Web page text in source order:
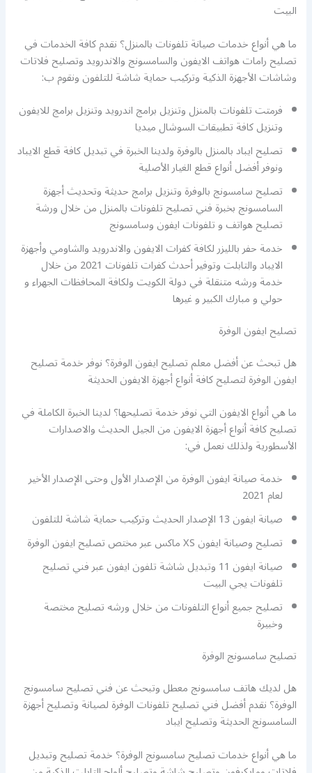
البيت
ما هي أنواع خدمات صيانة تلفونات بالمنزل؟ نقدم كافة الخدمات في
تصليح رامات هواتف الايفون والسامسونج والاندرويد وتصليح فلاتات
وشاشات الأجهزة الذكية وتركيب حماية شاشة للتلفون ونقوم ب:
فرمتت تلفونات بالمنزل وتنزيل برامج اندرويد وتنزيل برامج للايفون
وتنزيل كافة تطبيقات السوشال ميديا
تصليح ايباد بالمنزل بالوفرة ولدينا الخبرة في تبديل كافة قطع الايباد
ونوفر أفضل أنواع قطع الغيار الأصلية
تصليح سامسونج بالوفرة وتنزيل برامج حديثة وتحديث أجهزة
السامسونج بخبرة فني تصليح تلفونات بالمنزل من خلال ورشة
تصليح هواتف و تلفونات ايفون وسامسونج
خدمة حفر بالليزر لكافة كفرات الايفون والاندرويد والشاومي وأجهزة
الايباد والتابلت وتوفير أحدث كفرات تلفونات 2021 من خلال
خدمة ورشه متنقلة في دولة الكويت ولكافة المحافظات الجهراء و
حولي و مبارك الكبير و غيرها
تصليح ايفون الوفرة
هل تبحث عن أفضل معلم تصليح ايفون الوفرة؟ نوفر خدمة تصليح
ايفون الوفرة لتصليح كافة أنواع أجهزة الايفون الحديثة
ما هي أنواع الايفون التي نوفر خدمة تصليحها؟ لدينا الخبرة الكاملة في
تصليح كافة أنواع أجهزة الايفون من الجيل الحديث والاصدارات
الأسطورية ولذلك نعمل في:
خدمة صيانة ايفون الوفرة من الإصدار الأول وحتى الإصدار الأخير
لعام 2021
صيانة ايفون 13 الإصدار الحديث وتركيب حماية شاشة للتلفون
تصليح وصيانة ايفون XS ماكس عبر مختص تصليح ايفون الوفرة
صيانة ايفون 11 وتبديل شاشة تلفون ايفون عبر فني تصليح
تلفونات يجي البيت
تصليح جميع أنواع التلفونات من خلال ورشه تصليح مختصة
وخبيرة
تصليح سامسونج الوفرة
هل لديك هاتف سامسونج معطل وتبحث عن فني تصليح سامسونج
الوفرة؟ نقدم أفضل فني تصليح تلفونات الوفرة لصيانة وتصليح أجهزة
السامسونج الحديثة وتصليح ايباد
ما هي أنواع خدمات تصليح سامسونج الوفرة؟ خدمة تصليح وتبديل